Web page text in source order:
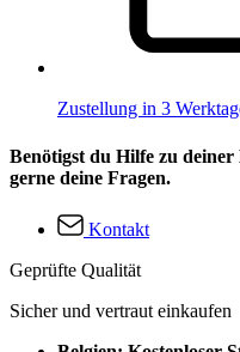
Zustellung in 3
Benötigst du Hilfe zu
gerne deine Fragen.
Kontakt
Geprüfte Qualität
Sicher und vertraut einkaufen